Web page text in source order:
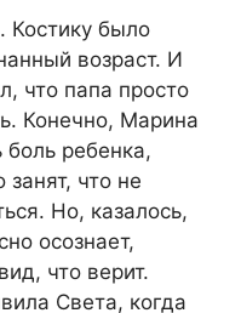
Костику было
возраст. И
что папа просто
Конечно, Марина
боль ребенка,
занят, что не
Но, казалось,
осознает,
что верит.
Света, когда